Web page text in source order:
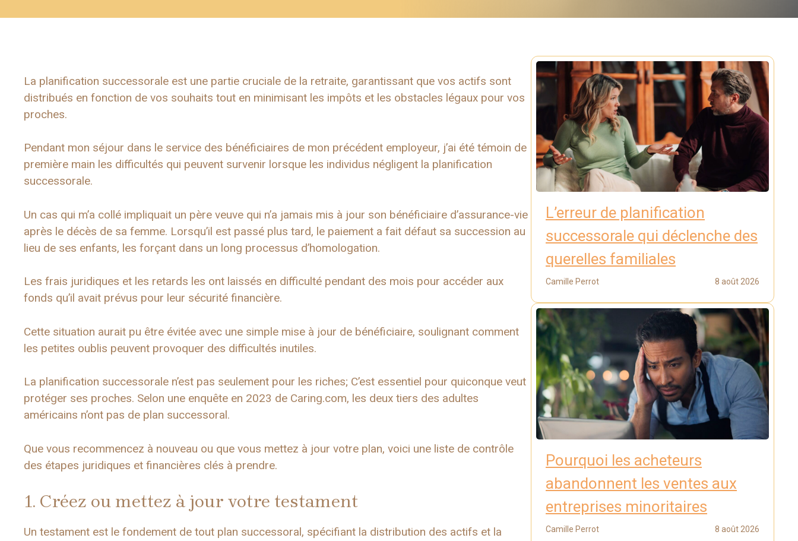
La planification successorale est une partie cruciale de la retraite, garantissant que vos actifs sont
distribués en fonction de vos souhaits tout en minimisant les impôts et les obstacles légaux pour vos
proches.
Pendant mon séjour dans le service des bénéficiaires de mon précédent employeur, j’ai été témoin de
première main les difficultés qui peuvent survenir lorsque les individus négligent la planification
successorale.
Un cas qui m’a collé impliquait un père veuve qui n’a jamais mis à jour son bénéficiaire d’assurance-vie
après le décès de sa femme. Lorsqu’il est passé plus tard, le paiement a fait défaut sa succession au
lieu de ses enfants, les forçant dans un long processus d’homologation.
Les frais juridiques et les retards les ont laissés en difficulté pendant des mois pour accéder aux
fonds qu’il avait prévus pour leur sécurité financière.
Cette situation aurait pu être évitée avec une simple mise à jour de bénéficiaire, soulignant comment
les petites oublis peuvent provoquer des difficultés inutiles.
La planification successorale n’est pas seulement pour les riches; C’est essentiel pour quiconque veut
protéger ses proches. Selon une enquête en 2023 de Caring.com, les deux tiers des adultes
américains n’ont pas de plan successoral.
Que vous recommencez à nouveau ou que vous mettez à jour votre plan, voici une liste de contrôle
des étapes juridiques et financières clés à prendre.
1. Créez ou mettez à jour votre testament
Un testament est le fondement de tout plan successoral, spécifiant la distribution des actifs et la
L’erreur de planification
successorale qui déclenche des
querelles familiales
Camille Perrot 8 août 2026
Pourquoi les acheteurs
abandonnent les ventes aux
entreprises minoritaires
Camille Perrot 8 août 2026